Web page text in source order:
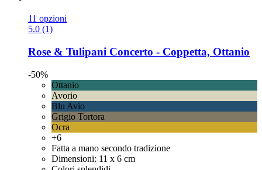
11 opzioni
5.0 (1)
Rose & Tulipani Concerto -​ Coppetta, Ottanio
-50%
Ottanio
Avorio
Blu Avio
Grigio Tortora
Ocra
+6
Fatta a mano secondo tradizione
Dimensioni: 11 x 6 cm